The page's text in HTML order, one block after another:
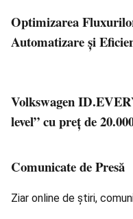
Optimizarea
Automatizare și
Volkswagen
level” cu preț de
Comunicate de Presă
Ziar online de știri,